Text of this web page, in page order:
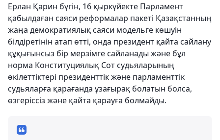
Ерлан Қарин бүгін, 16 қыркүйекте Парламент
қабылдаған саяси реформалар пакеті Қазақстанның
жаңа демократиялық саяси модельге көшуін
білдіретінін атап өтті, онда президент қайта сайлану
құқығынсыз бір мерзімге сайланады және бұл
норма Конституциялық Сот судьяларының
өкілеттіктері президенттік және парламенттік
судьяларға қарағанда ұзағырақ болатын болса,
өзгеріссіз және қайта қарауға болмайды.